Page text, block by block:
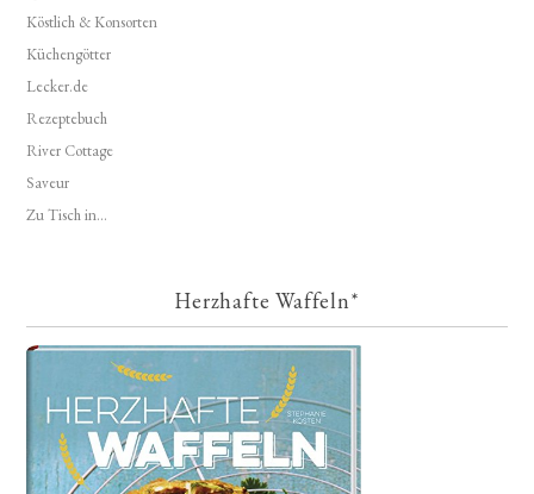
Köstlich & Konsorten
Küchengötter
Lecker.de
Rezeptebuch
River Cottage
Saveur
Zu Tisch in...
Herzhafte Waffeln*